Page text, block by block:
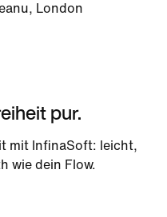
London
pur.
mit InfinaSoft: leicht,
wie dein Flow.